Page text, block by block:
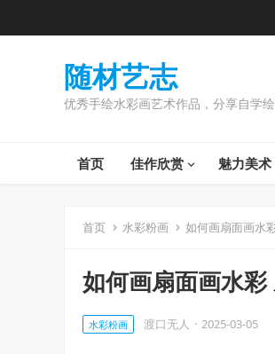
随材艺志
优秀手绘水彩画艺术作品，分享自学
首页 佳作欣赏 魅力美术
首页 水彩粉画 如何画扇面画水
如何画扇面画水
水彩粉画 渡口无人 · 2025-03-05